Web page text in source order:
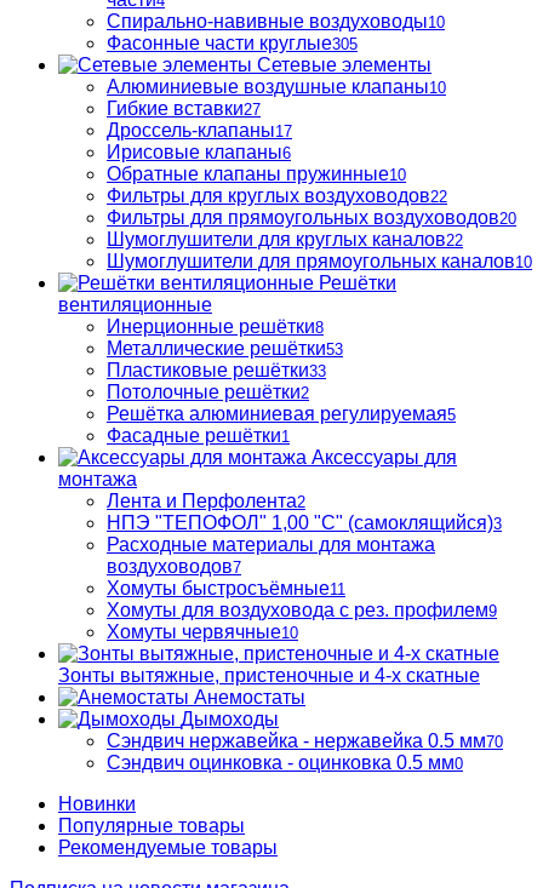
Спирально-навивные воздуховоды10
Фасонные части круглые305
Сетевые элементы
Алюминиевые воздушные клапаны10
Гибкие вставки27
Дроссель-клапаны17
Ирисовые клапаны6
Обратные клапаны пружинные10
Фильтры для круглых воздуховодов22
Фильтры для прямоугольных воздуховодов20
Шумоглушители для круглых каналов22
Шумоглушители для прямоугольных каналов10
Решётки
вентиляционные
Инерционные решётки8
Металлические решётки53
Пластиковые решётки33
Потолочные решётки2
Решётка алюминиевая регулируемая5
Фасадные решётки1
Аксессуары для
монтажа
Лента и Перфолента2
НПЭ "ТЕПОФОЛ" 1,00 "С" (самоклящийся)3
Расходные материалы для монтажа
воздуховодов7
Хомуты быстросъёмные11
Хомуты для воздуховода с рез. профилем9
Хомуты червячные10
Зонты вытяжные, пристеночные и 4-х скатные
Анемостаты
Дымоходы
Сэндвич нержавейка - нержавейка 0.5 мм70
Сэндвич оцинковка - оцинковка 0.5 мм0
Новинки
Популярные товары
Рекомендуемые товары